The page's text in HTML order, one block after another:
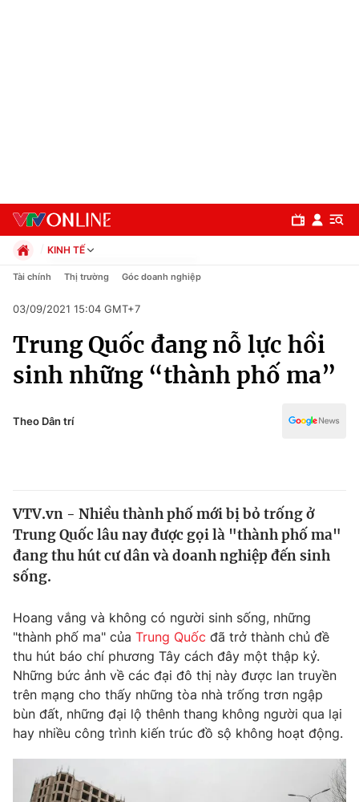
Chuyên mục
Chính trị
Thế giới
Tin tức
Thế giới đó đây
Câu chuyện quốc tế
Tài chính
Thị trường
Góc doanh nghiệp
Dữ liệu và đời sống
Truyền hình
Phim VTV
Hậu trường
Nhân vật
Giải trí
Điện ảnh
Đời sống
KINH TẾ
Chính trị
Pháp luật
Kinh tế
Thể thao
Truyền hình
Y tế
Tài chính Thị trường Góc doanh nghiệp
03/09/2021 15:04 GMT+7
Trung Quốc đang nỗ lực hồi
sinh những “thành phố ma”
Theo Dân trí
VTV.vn - Nhiều thành phố mới bị bỏ trống ở
Trung Quốc lâu nay được gọi là "thành phố ma"
đang thu hút cư dân và doanh nghiệp đến sinh
sống.
Hoang vắng và không có người sinh sống, những
"thành phố ma" của Trung Quốc đã trở thành chủ đề
thu hút báo chí phương Tây cách đây một thập kỷ.
Những bức ảnh về các đại đô thị này được lan truyền
trên mạng cho thấy những tòa nhà trống trơn ngập
bùn đất, những đại lộ thênh thang không người qua lại
hay nhiều công trình kiến trúc đồ sộ không hoạt động.